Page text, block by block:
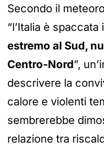
Secondo il
“l’Italia è spaccata
estremo al Sud,
Centro-Nord”,
descrivere la
calore e violenti
sembrerebbe
relazione tra